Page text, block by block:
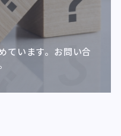
ています。 お問い合